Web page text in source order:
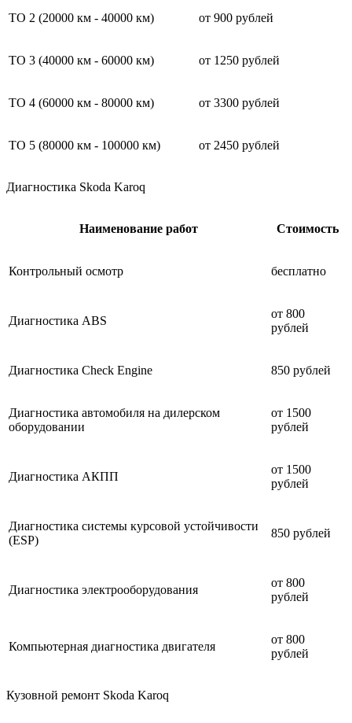
ТО 2 (20000 км - 40000 км) от 900 рублей
ТО 3 (40000 км - 60000 км) от 1250 рублей
ТО 4 (60000 км - 80000 км) от 3300 рублей
ТО 5 (80000 км - 100000 км) от 2450 рублей
Диагностика Skoda Karoq
Наименование работ Стоимость
Контрольный осмотр бесплатно
Диагностика ABS
от 800
рублей
Диагностика Check Engine 850 рублей
Диагностика автомобиля на дилерском
оборудовании
от 1500
рублей
Диагностика АКПП
от 1500
рублей
Диагностика системы курсовой устойчивости
(ESP)
850 рублей
Диагностика электрооборудования
от 800
рублей
Компьютерная диагностика двигателя
от 800
рублей
Кузовной ремонт Skoda Karoq